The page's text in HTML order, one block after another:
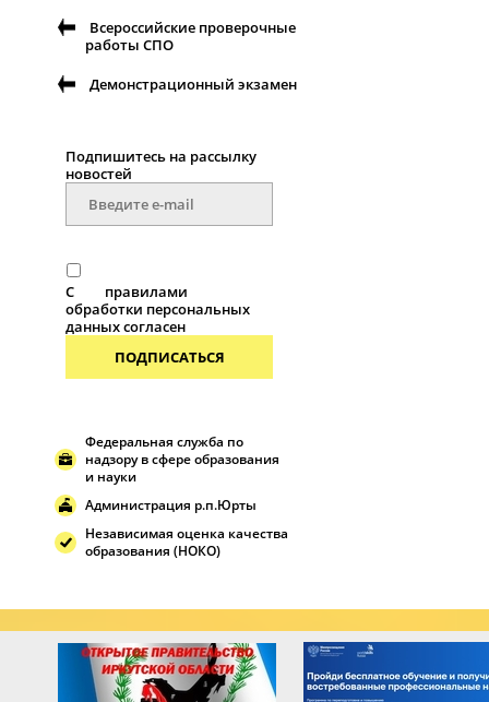
Всероссийские проверочные
работы СПО
Демонстрационный экзамен
Подпишитесь на рассылку
новостей
С
правилами
обработки персональных
данных согласен
ПОДПИСАТЬСЯ
Федеральная служба по
надзору в сфере образования
и науки
Администрация р.п.Юрты
Независимая оценка качества
образования (НОКО)